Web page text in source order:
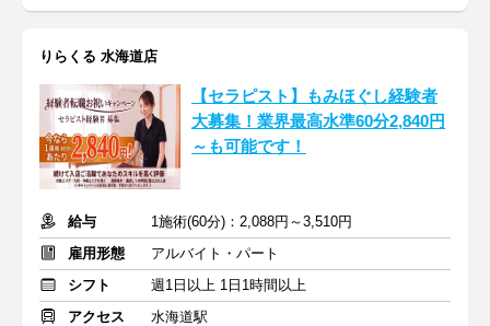
りらくる 水海道店
【セラピスト】もみほぐし経験者
大募集！業界最高水準60分2,840円
～も可能です！
給与
1施術(60分)：2,088円～3,510円
雇用形態
アルバイト・パート
シフト
週1日以上 1日1時間以上
アクセス
水海道駅